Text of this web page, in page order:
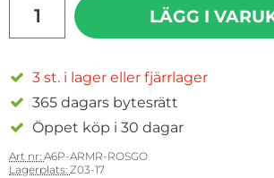
LÄGG I
3 st. i lager eller fjärrlager
365 dagars bytesrätt
Öppet köp i 30 dagar
Art nr: A6P-ARMR-ROSGO
Lagerplats: Z03-17